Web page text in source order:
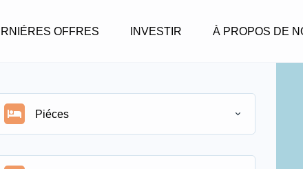
OFFRES INVESTIR À PROPOS DE
Piéces